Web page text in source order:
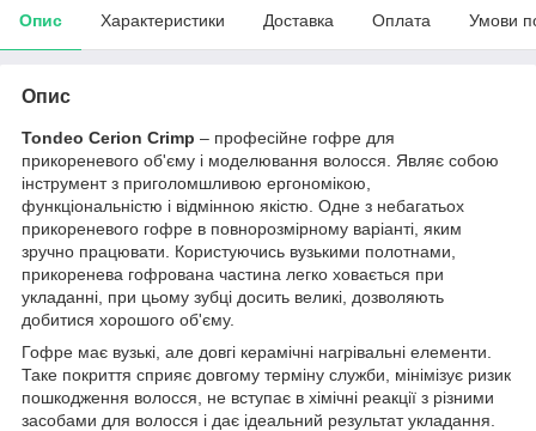
Опис Характеристики Доставка Оплата Умови
Опис
Tondeo Cerion Crimp – професійне гофре для
прикореневого об'єму і моделювання волосся. Являє собою
інструмент з приголомшливою ергономікою,
функціональністю і відмінною якістю. Одне з небагатьох
прикореневого гофре в повнорозмірному варіанті, яким
зручно працювати. Користуючись вузькими полотнами,
прикоренева гофрована частина легко ховається при
укладанні, при цьому зубці досить великі, дозволяють
добитися хорошого об'єму.
Гофре має вузькі, але довгі керамічні нагрівальні елементи.
Таке покриття сприяє довгому терміну служби, мінімізує ризик
пошкодження волосся, не вступає в хімічні реакції з різними
засобами для волосся і дає ідеальний результат укладання.